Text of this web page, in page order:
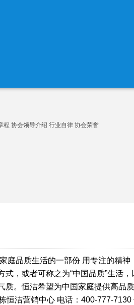
程 协会领导介绍 行业自律 协会荣誉
庭品质生活的一部份 用专注的精
式，或者可称之为“中国品质”生活
质。恒洁希望为中国家庭提供高品
恒洁营销中心 电话：400-777-7130